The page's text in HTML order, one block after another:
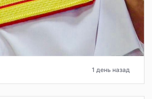
1 день назад